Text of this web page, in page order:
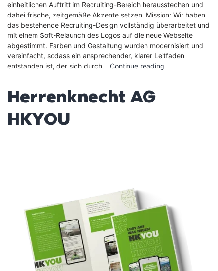
einheitlichen Auftritt im Recruiting-Bereich herausstechen und
dabei frische, zeitgemäße Akzente setzen. Mission: Wir haben
das bestehende Recruiting-Design vollständig überarbeitet und
mit einem Soft-Relaunch des Logos auf die neue Webseite
abgestimmt. Farben und Gestaltung wurden modernisiert und
vereinfacht, sodass ein ansprechender, klarer Leitfaden
entstanden ist, der sich durch… Continue reading
Herrenknecht AG
HKYOU